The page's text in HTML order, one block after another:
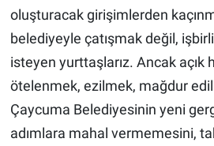
oluşturacak girişimlerden
belediyeyle çatışmak değil,
isteyen yurttaşlarız. Ancak açık
ötelenmek, ezilmek, mağdur
Çaycuma Belediyesinin yeni
adımlara mahal vermemesini,